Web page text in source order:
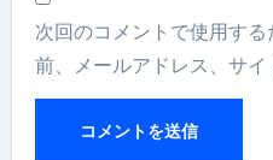
次回のコメントで使用す
前、メールアドレス、サイ